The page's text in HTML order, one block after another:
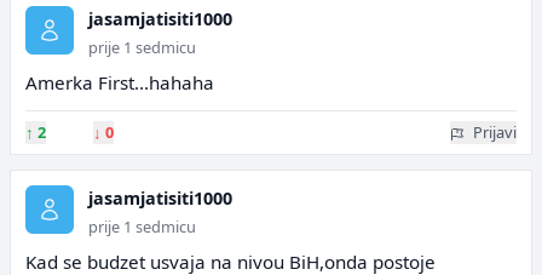
jasamjatisiti1000
prije 1 sedmicu
Amerka First...hahaha
↑ 2 ↓ 0 Prijavi
jasamjatisiti1000
prije 1 sedmicu
Kad se budzet usvaja na nivou BiH,onda postoje